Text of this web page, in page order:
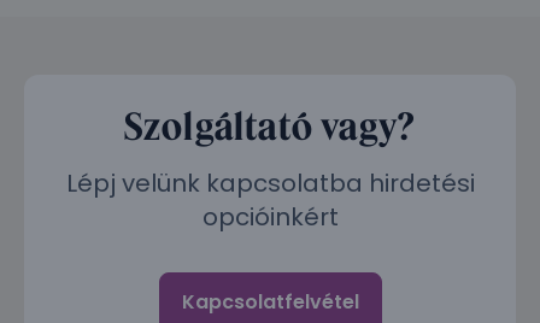
Szolgáltató vagy?
Lépj velünk kapcsolatba hirdetési
opcióinkért
Kapcsolatfelvétel